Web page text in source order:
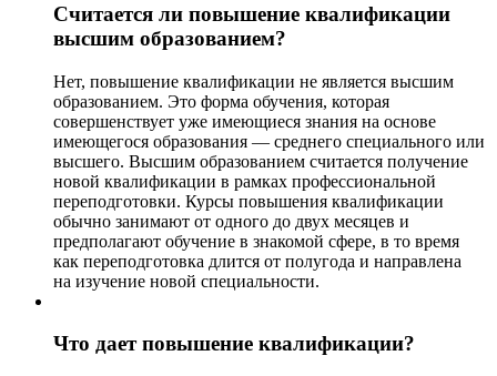
Считается ли повышение квалификации
высшим образованием?
Нет, повышение квалификации не является высшим
образованием. Это форма обучения, которая
совершенствует уже имеющиеся знания на основе
имеющегося образования — среднего специального или
высшего. Высшим образованием считается получение
новой квалификации в рамках профессиональной
переподготовки. Курсы повышения квалификации
обычно занимают от одного до двух месяцев и
предполагают обучение в знакомой сфере, в то время
как переподготовка длится от полугода и направлена
на изучение новой специальности.
Что дает повышение квалификации?